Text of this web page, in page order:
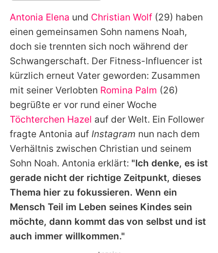
Alle Themen auf Promiflash
Jobs
App runterladen
Team
Redaktionelle Richtlinien
Impressum
Datenschutzerklärung
Nutzungsbedingungen
Utiq verwalten
Antonia Elena und Christian Wolf (29) haben
einen gemeinsamen Sohn namens Noah,
doch sie trennten sich noch während der
Schwangerschaft. Der Fitness-Influencer ist
kürzlich erneut Vater geworden: Zusammen
mit seiner Verlobten Romina Palm (26)
begrüßte er vor rund einer Woche
Töchterchen Hazel auf der Welt. Ein Follower
fragte Antonia auf Instagram nun nach dem
Verhältnis zwischen Christian und seinem
Sohn Noah. Antonia erklärt: "Ich denke, es ist
gerade nicht der richtige Zeitpunkt, dieses
Thema hier zu fokussieren. Wenn ein
Mensch Teil im Leben seines Kindes sein
möchte, dann kommt das von selbst und ist
auch immer willkommen."